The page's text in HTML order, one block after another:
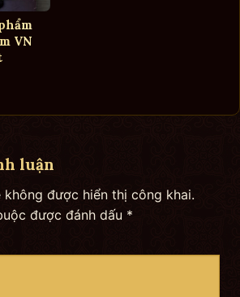
VN
luận
không được hiển thị công khai.
được đánh dấu *